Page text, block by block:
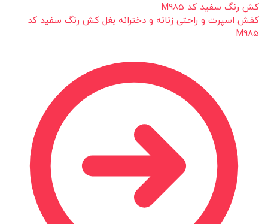
کفش اسپرت و راحتی زنانه و دخترانه بغل کش رنگ سفید کد
M985